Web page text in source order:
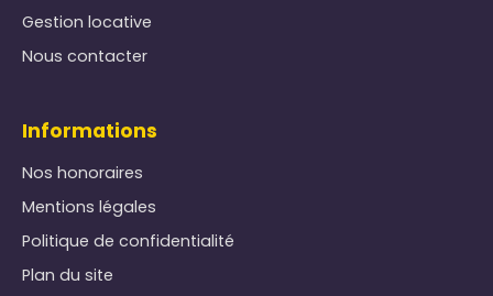
Gestion locative
Nous contacter
Informations
Nos honoraires
Mentions légales
Politique de confidentialité
Plan du site